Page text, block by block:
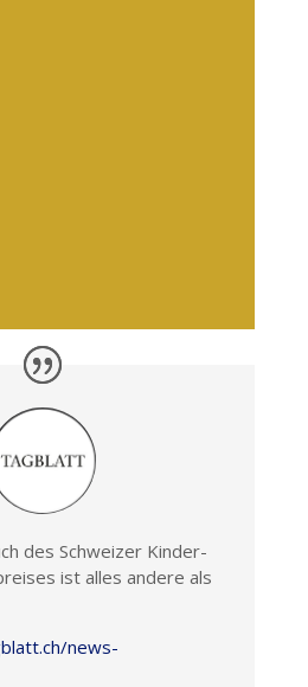
des Schweizer Kinder-
ist alles andere als
news-